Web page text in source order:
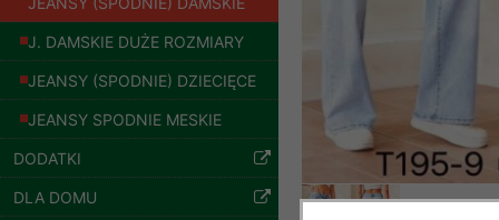
J. DAMSKIE DUŻE ROZMIARY
JEANSY (SPODNIE) DZIECIĘCE
JEANSY SPODNIE MESKIE
DODATKI
DLA DOMU
Spodnie damskie
jeansy Roz 25-30, 1
Kolor Paczka 10 szt